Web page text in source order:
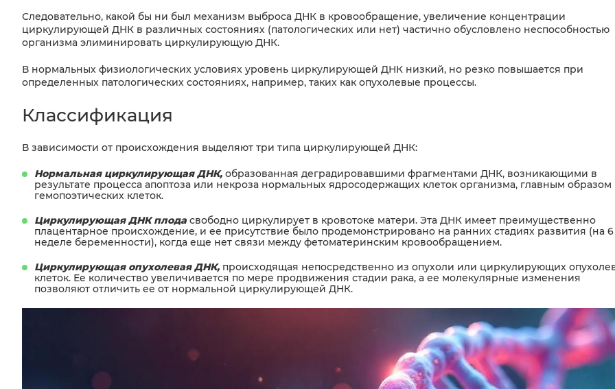
Следовательно, какой бы ни был механизм выброса ДНК в кровообращение, увеличение концентрации
циркулирующей ДНК в различных состояниях (патологических или нет) частично обусловлено неспособностью
организма элиминировать циркулирующую ДНК.
В нормальных физиологических условиях уровень циркулирующей ДНК низкий, но резко повышается при
определенных патологических состояниях, например, таких как опухолевые процессы.
Классификация
В зависимости от происхождения выделяют три типа циркулирующей ДНК:
Нормальная циркулирующая ДНК, образованная деградировавшими фрагментами ДНК, возникающими в
результате процесса апоптоза или некроза нормальных ядросодержащих клеток организма, главным образом
гемопоэтических клеток.
Циркулирующая ДНК плода свободно циркулирует в кровотоке матери. Эта ДНК имеет преимущественно
плацентарное происхождение, и ее присутствие было продемонстрировано на ранних стадиях развития (на 6
неделе беременности), когда еще нет связи между фетоматеринским кровообращением.
Циркулирующая опухолевая ДНК, происходящая непосредственно из опухоли или циркулирующих
клеток. Ее количество увеличивается по мере продвижения стадии рака, а ее молекулярные изменения
позволяют отличить ее от нормальной циркулирующей ДНК.